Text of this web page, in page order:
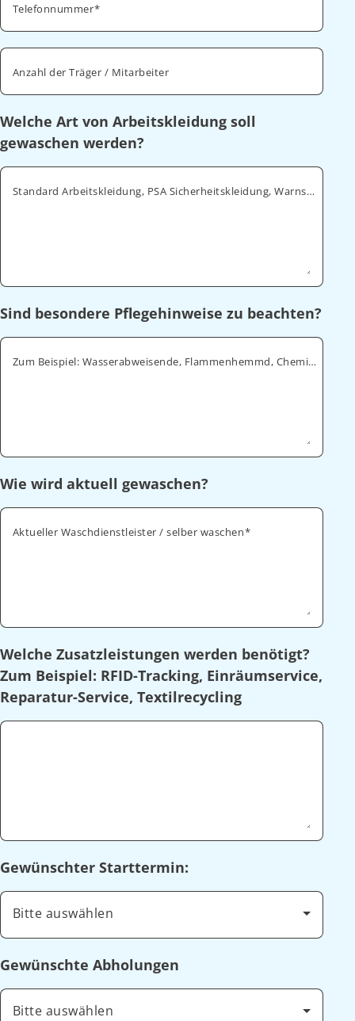
Telefonnummer
Anzahl der Träger / Mitarbeiter
Welche Art von Arbeitskleidung soll
gewaschen werden?
Standard Arbeitskleidung, PSA Sicherheitskleidung, Warnschutz, ESD
Sind besondere Pflegehinweise zu beachten?
Zum Beispiel: Wasserabweisende, Flammenhemmd, Chemikalienabweisende
Wie wird aktuell gewaschen?
Aktueller Waschdienstleister / selber waschen
Welche Zusatzleistungen werden benötigt?
Zum Beispiel: RFID-Tracking, Einräumservice,
Reparatur-Service, Textilrecycling
Gewünschter Starttermin:
Bitte auswählen
Gewünschte Abholungen
Bitte auswählen